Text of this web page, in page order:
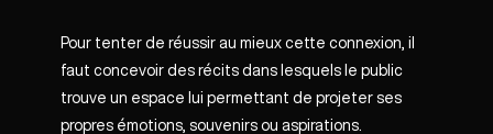
Pour tenter de réussir au mieux cette connexion, il
faut concevoir des récits dans lesquels le public
trouve un espace lui permettant de projeter ses
propres émotions, souvenirs ou aspirations.